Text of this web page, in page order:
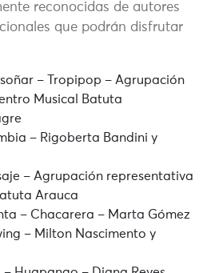
reconocidas de autores
que podrán disfrutar
– Tropipop – Agrupación
Musical Batuta
– Rigoberta Bandini y
– Agrupación representativa
Arauca
– Chacarera – Marta Gómez
– Milton Nascimento y